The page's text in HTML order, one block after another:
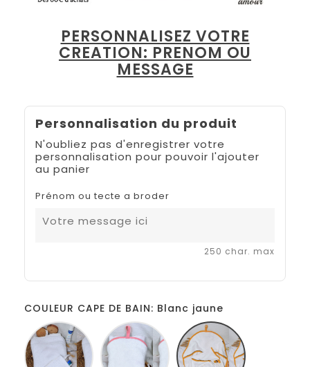
PERSONNALISEZ VOTRE
CREATION: PRENOM OU
MESSAGE
Personnalisation du produit
N'oubliez pas d'enregistrer votre
personnalisation pour pouvoir l'ajouter
au panier
Prénom ou tecte a broder
250 char. max
COULEUR CAPE DE BAIN: Blanc jaune
Blanc
Blanc
Rose